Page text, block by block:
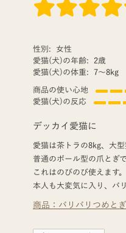
性別:
女性
愛猫(犬)の年齢:
2歳
愛猫(犬)の体重:
7〜8kg
商品の使い心地
愛猫(犬)の反応
デッカイ愛猫に
愛猫は茶トラの8kg、大型
普通のボール型の爪とぎ
これはのびのび使えます。
本人も大変気に入り、バ
商品： バリバリつめと